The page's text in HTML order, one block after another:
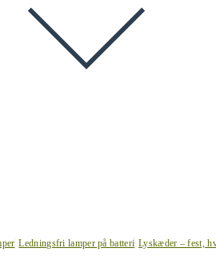
Ledningsfri lamper på batteri Lyskæder – fest,